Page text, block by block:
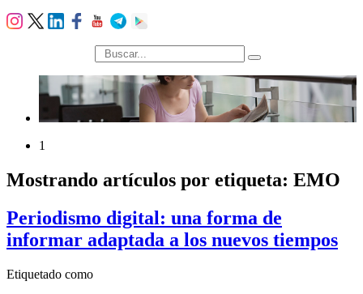
búsqueda
1
Mostrando artículos por etiqueta: EMO
Periodismo digital: una forma de
informar adaptada a los nuevos tiempos
Etiquetado como